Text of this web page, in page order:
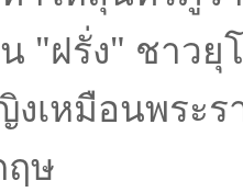
น "ฝรั่ง" ชาว
งเหมือนพระ
ฤษ